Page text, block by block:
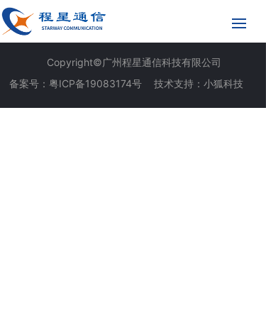
Copyright©广州程星通信科技有限公司
技术支持：小狐科技
备案号：粤ICP备19083174号